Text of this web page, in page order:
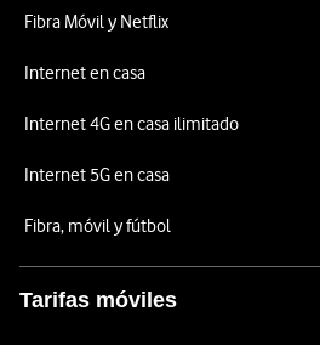
Fibra Móvil y Netflix
Internet en casa
Internet 4G en casa ilimitado
Internet 5G en casa
Fibra, móvil y fútbol
Tarifas móviles